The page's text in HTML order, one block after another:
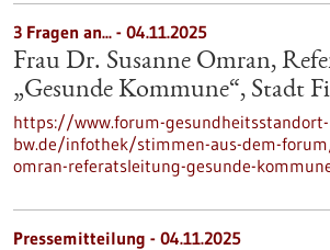
3 Fragen an... - 04.11.2025
Frau Dr. Susanne Omran,
„Gesunde Kommune“, Stadt
https://www.forum-gesundheitsstandort-
bw.de/infothek/stimmen-aus-dem-
omran-referatsleitung-gesunde-
Pressemitteilung - 04.11.2025